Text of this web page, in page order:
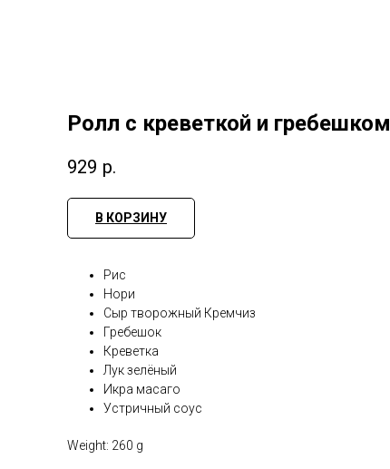
Ролл с креветкой и гребешком
929 р.
В КОРЗИНУ
Рис
Нори
Сыр творожный Кремчиз
Гребешок
Креветка
Лук зелёный
Икра масаго
Устричный соус
Weight: 260 g